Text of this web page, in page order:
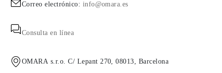
Correo electrónico: info@omara.es
Consulta en línea
OMARA s.r.o. C/ Lepant 270, 08013, Barcelona